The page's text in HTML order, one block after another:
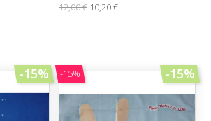
12,00 € 10,20 €
-15% -15% -15%